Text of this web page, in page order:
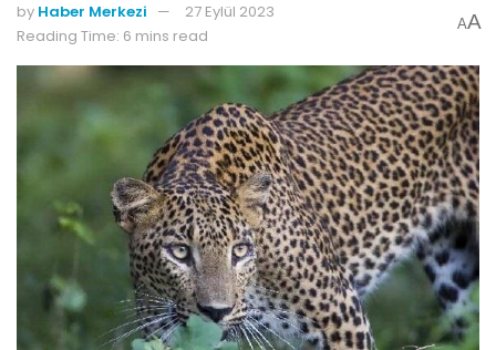
by Haber Merkezi
27 Eylül 2023
Reading Time: 6 mins read
AA